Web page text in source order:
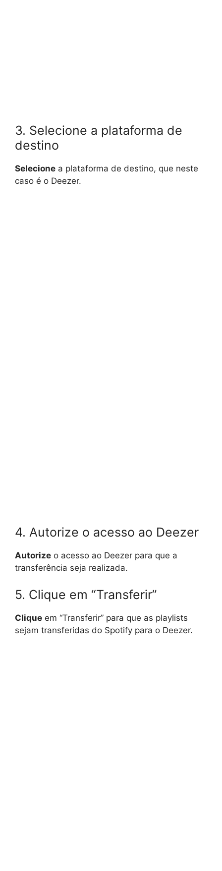
3. Selecione a plataforma de
destino
Selecione a plataforma de destino, que neste
caso é o Deezer.
4. Autorize o acesso ao Deezer
Autorize o acesso ao Deezer para que a
transferência seja realizada.
5. Clique em “Transferir”
Clique em “Transferir” para que as playlists
sejam transferidas do Spotify para o Deezer.